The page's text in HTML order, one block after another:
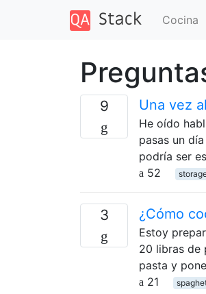
Cocina
9 Una vez
He oído
pasas un
podría ser
52
3 ¿Cómo
Estoy
20 libras de
pasta y
21